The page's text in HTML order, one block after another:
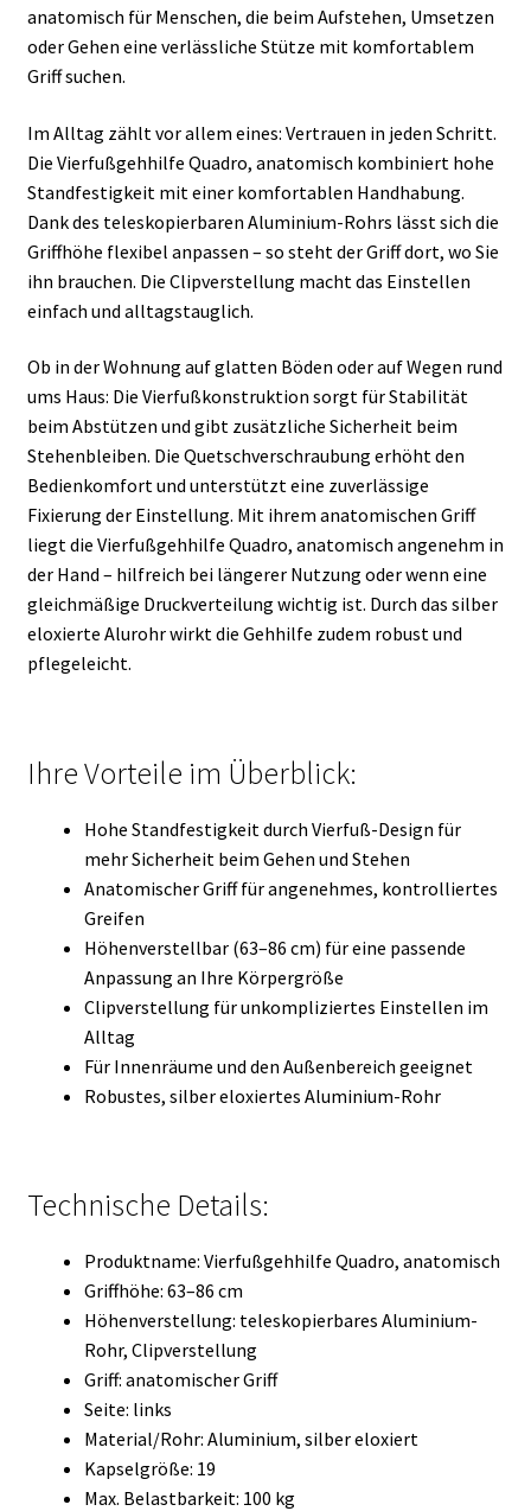
anatomisch für Menschen, die beim Aufstehen, Umsetzen
oder Gehen eine verlässliche Stütze mit komfortablem
Griff suchen.
Im Alltag zählt vor allem eines: Vertrauen in jeden Schritt.
Die Vierfußgehhilfe Quadro, anatomisch kombiniert hohe
Standfestigkeit mit einer komfortablen Handhabung.
Dank des teleskopierbaren Aluminium-Rohrs lässt sich die
Griffhöhe flexibel anpassen – so steht der Griff dort, wo Sie
ihn brauchen. Die Clipverstellung macht das Einstellen
einfach und alltagstauglich.
Ob in der Wohnung auf glatten Böden oder auf Wegen rund
ums Haus: Die Vierfußkonstruktion sorgt für Stabilität
beim Abstützen und gibt zusätzliche Sicherheit beim
Stehenbleiben. Die Quetschverschraubung erhöht den
Bedienkomfort und unterstützt eine zuverlässige
Fixierung der Einstellung. Mit ihrem anatomischen Griff
liegt die Vierfußgehhilfe Quadro, anatomisch angenehm in
der Hand – hilfreich bei längerer Nutzung oder wenn eine
gleichmäßige Druckverteilung wichtig ist. Durch das silber
eloxierte Alurohr wirkt die Gehhilfe zudem robust und
pflegeleicht.
Ihre Vorteile im Überblick:
Hohe Standfestigkeit durch Vierfuß-Design für
mehr Sicherheit beim Gehen und Stehen
Anatomischer Griff für angenehmes, kontrolliertes
Greifen
Höhenverstellbar (63–86 cm) für eine passende
Anpassung an Ihre Körpergröße
Clipverstellung für unkompliziertes Einstellen im
Alltag
Für Innenräume und den Außenbereich geeignet
Robustes, silber eloxiertes Aluminium-Rohr
Technische Details:
Produktname: Vierfußgehhilfe Quadro, anatomisch
Griffhöhe: 63–86 cm
Höhenverstellung: teleskopierbares Aluminium-
Rohr, Clipverstellung
Griff: anatomischer Griff
Seite: links
Material/Rohr: Aluminium, silber eloxiert
Kapselgröße: 19
Max. Belastbarkeit: 100 kg